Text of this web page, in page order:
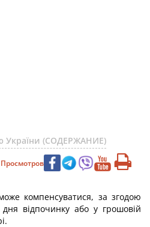
України (СОДЕРЖАНИЕ)
Просмотров
компенсуватися, за згодою
відпочинку або у грошовій